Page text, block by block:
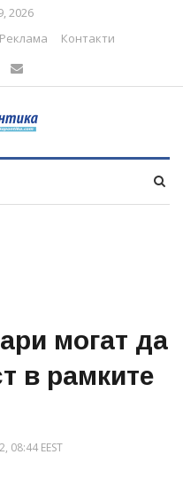
2026
Контакти
могат да
в рамките
08:44 EEST